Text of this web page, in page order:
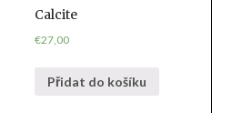
Calcite
€27,00
Přidat do košíku